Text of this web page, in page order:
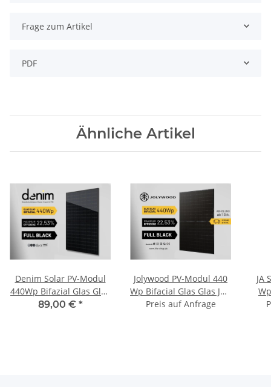
Frage zum Artikel
PDF
Ähnliche Artikel
Denim Solar PV-Modul
440Wp Bifazial Glas Glas
Full Black U N3-440BBG-
89,00 € *
Jolywood PV-Modul 440
Wp Bifacial Glas Glas JW-
HD108N 440W Schwarz
Preis auf Anfrage
JA